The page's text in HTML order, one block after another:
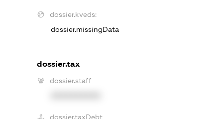
dossier.kveds:
dossier.missingData
dossier.tax
dossier.staff
dossier.taxDebt